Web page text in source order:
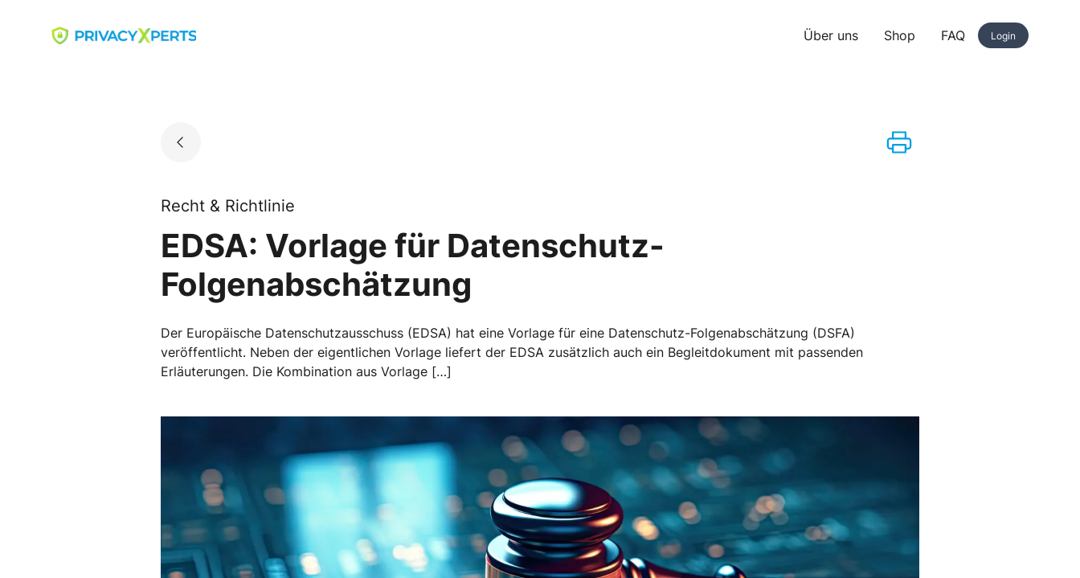
Go to landing page. Über uns Shop FAQ Login
Recht & Richtlinie
EDSA: Vorlage für Datenschutz-
Folgenabschätzung
Der Europäische Datenschutzausschuss (EDSA) hat eine Vorlage für eine Datenschutz-Folgenabschätzung (DSFA)
veröffentlicht. Neben der eigentlichen Vorlage liefert der EDSA zusätzlich auch ein Begleitdokument mit passenden
Erläuterungen. Die Kombination aus Vorlage […]